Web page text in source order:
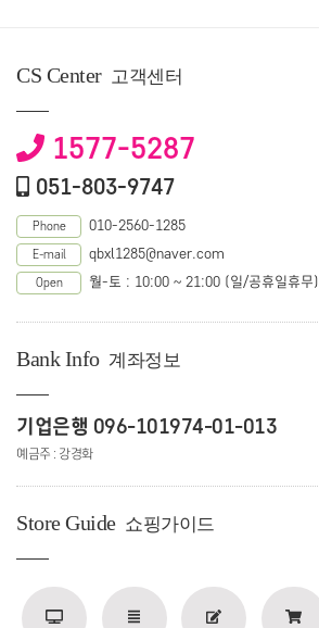
CS Center 고객센터
1577-5287
051-803-9747
Phone 010-2560-1285
E-mail qbxl1285@naver.com
Open 월-토 : 10:00 ~ 21:00 (일/공휴일휴무)
Bank Info 계좌정보
기업은행 096-101974-01-013
예금주 : 강경화
Store Guide 쇼핑가이드